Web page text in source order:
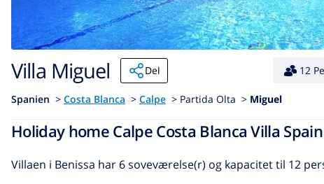
Villa Miguel Del 12
Spanien > Costa Blanca > Calpe > Partida Olta > Miguel
Holiday home Calpe Costa Blanca Villa
Villaen i Benissa har 6 soveværelse(r) og kapacitet til 12